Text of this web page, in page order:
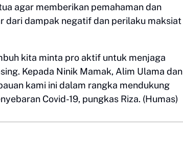
agar memberikan pemahaman dan
dari dampak negatif dan perilaku maksiat
kita minta pro aktif untuk menjaga
Kepada Ninik Mamak, Alim Ulama dan
kami ini dalam rangka mendukung
Covid-19, pungkas Riza. (Humas)